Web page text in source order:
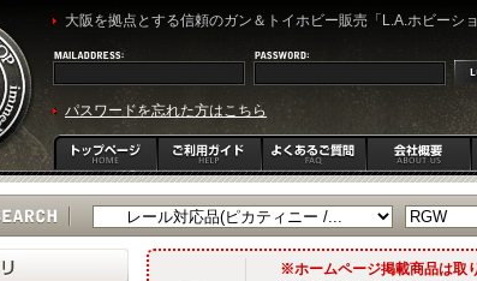
大阪を拠点とする信頼のガン＆トイホビー販売「L.A.ホビーショ
パスワードを忘れた方はこちら
ホームページ掲載商品は取